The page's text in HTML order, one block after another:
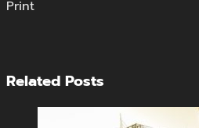
Print
Related Posts